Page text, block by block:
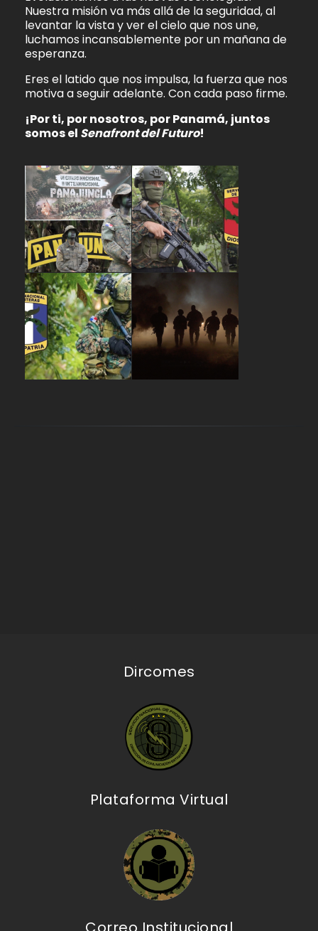
Nuestra misión va más allá de la seguridad, al
levantar la vista y ver el cielo que nos une,
luchamos incansablemente por un mañana de
esperanza.
Eres el latido que nos impulsa, la fuerza que nos
motiva a seguir adelante. Con cada paso firme.
¡Por ti, por nosotros, por Panamá, juntos
somos el Senafront del Futuro!
Dircomes
Plataforma Virtual